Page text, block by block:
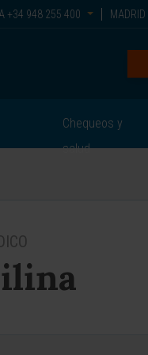
+34 948 255 400 MADRID
Chequeos y
salud